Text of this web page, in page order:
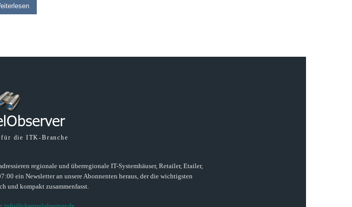
die ITK-Branche
regionale und überregionale IT-Systemhäuser, Retailer, Etailer,
ein Newsletter an unsere Abonnenten heraus, der die wichtigsten
und kompakt zusammenfasst.